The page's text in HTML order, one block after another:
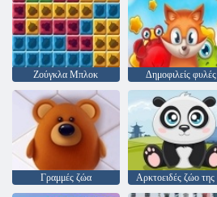
Ζούγκλα Μπλοκ Δημοφιλείς φυλές
Γραμμές ζώα